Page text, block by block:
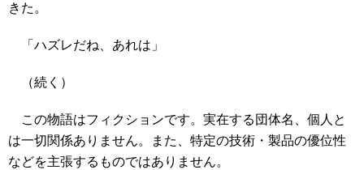
きた。
「ハズレだね、あれは」
（続く）
この物語はフィクションです。実在する団体名、個人と
は一切関係ありません。また、特定の技術・製品の優位性
などを主張するものではありません。